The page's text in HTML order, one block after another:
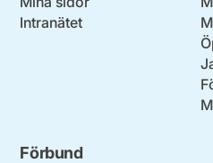
Intranätet
Förbund